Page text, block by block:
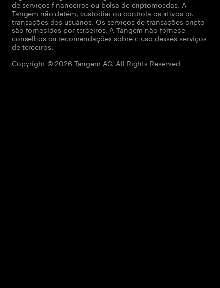
de serviços financeiros ou bolsa de criptomoedas. A
Tangem não detém, custodiar ou controla os ativos ou
transações dos usuários. Os serviços de transações cripto
são fornecidos por terceiros. A Tangem não fornece
conselhos ou recomendações sobre o uso desses serviços
de terceiros.